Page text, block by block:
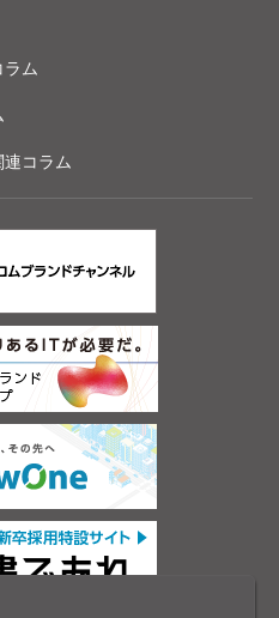
ム
コラム